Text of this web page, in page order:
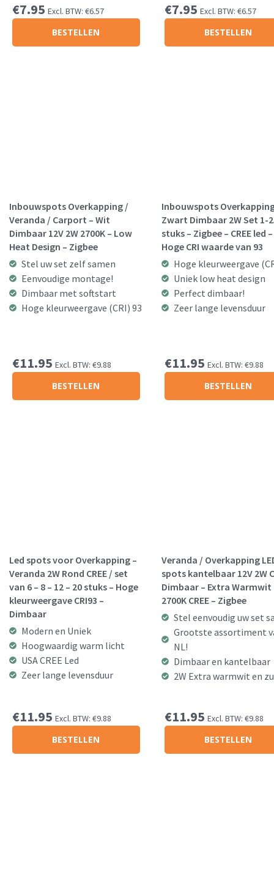
€7.95 Excl. BTW: €6.57
BESTELLEN
€7.95 Excl. BTW: €6.57
BESTELLEN
Inbouwspots Overkapping /
Veranda / Carport – Wit
Dimbaar 12V 2W 2700K – Low
Heat Design – Zigbee
Stel uw set zelf samen
Eenvoudige montage!
Dimbaar met softstart
Hoge kleurweergave (CRI) 93
€11.95 Excl. BTW: €9.88
BESTELLEN
Inbouwspots
Zwart Dimbaar 2W Set 1-
stuks – Zigbee – CREE led –
Hoge CRI waarde van 93
Hoge kleurweergave
Uniek low heat design
Perfect dimbaar!
Zeer lange levensduur
€11.95 Excl. BTW: €9.88
BESTELLEN
Led spots voor Overkapping –
Veranda 2W Rond CREE / set
van 6 – 8 – 12 – 20 stuks – Hoge
kleurweergave CRI93 –
Dimbaar
Modern en Uniek
Hoogwaardig warm licht
USA CREE Led
Zeer lange levensduur
€11.95 Excl. BTW: €9.88
BESTELLEN
Veranda / Overkapping
spots kantelbaar 12V 2W
Dimbaar – Extra Warmwit
2700K CREE – Zigbee
Stel eenvoudig uw set
Grootste assortiment
NL!
Dimbaar en kantelbaar
2W Extra warmwit en
€11.95 Excl. BTW: €9.88
BESTELLEN